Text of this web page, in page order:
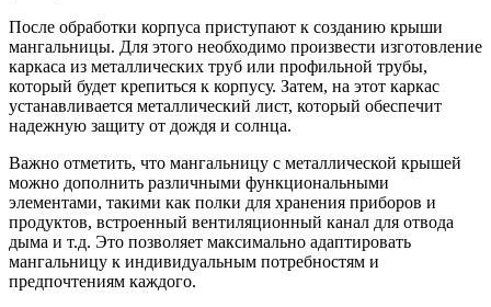
После обработки корпуса приступают к созданию крыши
мангальницы. Для этого необходимо произвести изготовление
каркаса из металлических труб или профильной трубы,
который будет крепиться к корпусу. Затем, на этот каркас
устанавливается металлический лист, который обеспечит
надежную защиту от дождя и солнца.
Важно отметить, что мангальницу с металлической крышей
можно дополнить различными функциональными
элементами, такими как полки для хранения приборов и
продуктов, встроенный вентиляционный канал для отвода
дыма и т.д. Это позволяет максимально адаптировать
мангальницу к индивидуальным потребностям и
предпочтениям каждого.